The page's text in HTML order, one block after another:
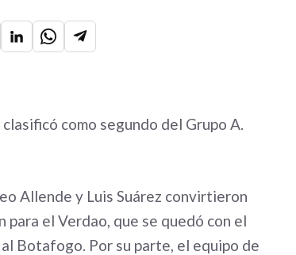
como segundo del Grupo A.
Allende y Luis Suárez convirtieron
para el Verdao, que se quedó con el
Botafogo. Por su parte, el equipo de